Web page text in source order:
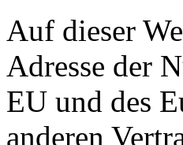
Auf dieser
Adresse der
EU und des
anderen